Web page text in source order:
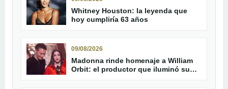
Whitney Houston: la leyenda que
hoy cumpliría 63 años
09/08/2026
Madonna rinde homenaje a William
Orbit: el productor que iluminó su